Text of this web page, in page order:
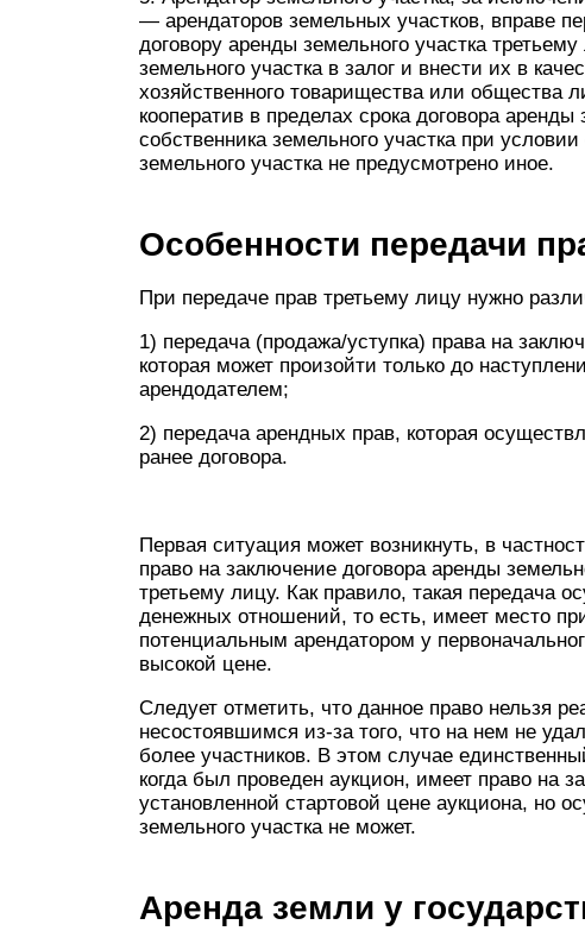
— арендаторов земельных участков, вправе
договору аренды земельного участка
земельного участка в залог и внести их в
хозяйственного товарищества или общества
кооператив в пределах срока договора аренды
собственника земельного участка при
земельного участка не предусмотрено иное.
Особенности передачи
При передаче прав третьему лицу нужно
1) передача (продажа/уступка) права на
которая может произойти только до
арендодателем;
2) передача арендных прав, которая
ранее договора.
Первая ситуация может возникнуть, в
право на заключение договора аренды
третьему лицу. Как правило, такая передача
денежных отношений, то есть, имеет место
потенциальным арендатором у
высокой цене.
Следует отметить, что данное право нельзя
несостоявшимся из-за того, что на нем не
более участников. В этом случае
когда был проведен аукцион, имеет право на
установленной стартовой цене аукциона, но
земельного участка не может.
Аренда земли у